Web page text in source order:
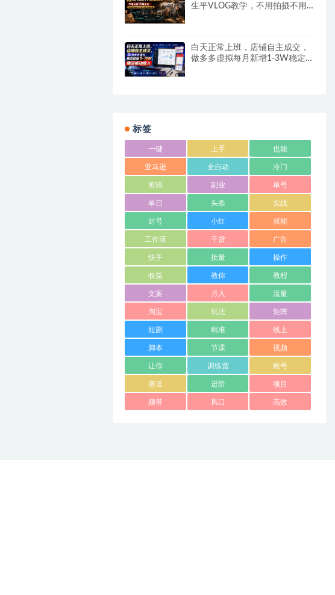
生平VLOG教学，不用拍摄不用
白天正常上班，店铺自主成交，
做多多虚拟每月新增1-3W稳定
标签
一键 上手 也能
亚马逊 全自动 冷门
剪辑 副业 单号
单日 头条 实战
封号 小红 就能
工作流 干货 广告
快手 批量 操作
收益 教你 教程
文案 月入 流量
淘宝 玩法 矩阵
短剧 精准 线上
脚本 节课 视频
让你 训练营 账号
赛道 进阶 项目
频带 风口 高效